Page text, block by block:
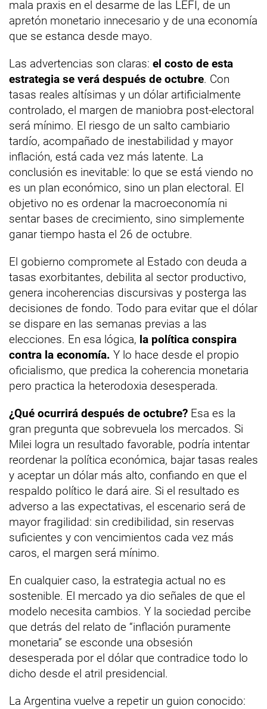
mala praxis en el desarme de las LEFI, de un
apretón monetario innecesario y de una economía
que se estanca desde mayo.
Las advertencias son claras: el costo de esta
estrategia se verá después de octubre. Con
tasas reales altísimas y un dólar artificialmente
controlado, el margen de maniobra post-electoral
será mínimo. El riesgo de un salto cambiario
tardío, acompañado de inestabilidad y mayor
inflación, está cada vez más latente. La
conclusión es inevitable: lo que se está viendo no
es un plan económico, sino un plan electoral. El
objetivo no es ordenar la macroeconomía ni
sentar bases de crecimiento, sino simplemente
ganar tiempo hasta el 26 de octubre.
El gobierno compromete al Estado con deuda a
tasas exorbitantes, debilita al sector productivo,
genera incoherencias discursivas y posterga las
decisiones de fondo. Todo para evitar que el dólar
se dispare en las semanas previas a las
elecciones. En esa lógica, la política conspira
contra la economía. Y lo hace desde el propio
oficialismo, que predica la coherencia monetaria
pero practica la heterodoxia desesperada.
¿Qué ocurrirá después de octubre? Esa es la
gran pregunta que sobrevuela los mercados. Si
Milei logra un resultado favorable, podría intentar
reordenar la política económica, bajar tasas reales
y aceptar un dólar más alto, confiando en que el
respaldo político le dará aire. Si el resultado es
adverso a las expectativas, el escenario será de
mayor fragilidad: sin credibilidad, sin reservas
suficientes y con vencimientos cada vez más
caros, el margen será mínimo.
En cualquier caso, la estrategia actual no es
sostenible. El mercado ya dio señales de que el
modelo necesita cambios. Y la sociedad percibe
que detrás del relato de “inflación puramente
monetaria” se esconde una obsesión
desesperada por el dólar que contradice todo lo
dicho desde el atril presidencial.
La Argentina vuelve a repetir un guion conocido: